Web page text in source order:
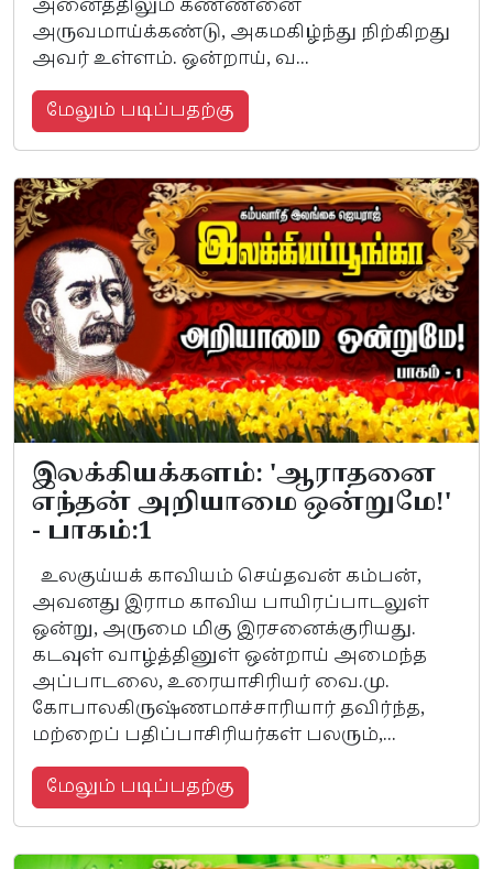
அனைத்திலும் கண்ணனை
அருவமாய்க்கண்டு, அகமகிழ்ந்து நிற்கிறது
அவர் உள்ளம். ஒன்றாய், வ...
மேலும் படிப்பதற்கு
இலக்கியக்களம்: 'ஆராதனை
எந்தன் அறியாமை ஒன்றுமே!'
- பாகம்:1
உலகுய்யக் காவியம் செய்தவன் கம்பன்,
அவனது இராம காவிய பாயிரப்பாடலுள்
ஒன்று, அருமை மிகு இரசனைக்குரியது.
கடவுள் வாழ்த்தினுள் ஒன்றாய் அமைந்த
அப்பாடலை, உரையாசிரியர் வை.மு.
கோபாலகிருஷ்ணமாச்சாரியார் தவிர்ந்த,
மற்றைப் பதிப்பாசிரியர்கள் பலரும்,...
மேலும் படிப்பதற்கு